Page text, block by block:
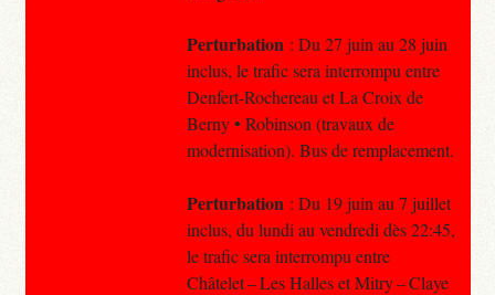
Perturbation : Du 27 juin au 28 juin
inclus, le trafic sera interrompu entre
Denfert-Rochereau et La Croix de
Berny • Robinson (travaux de
modernisation). Bus de remplacement.
Perturbation : Du 19 juin au 7 juillet
inclus, du lundi au vendredi dès 22:45,
le trafic sera interrompu entre
Châtelet – Les Halles et Mitry – Claye